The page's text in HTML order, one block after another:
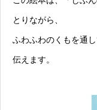
とりながら、
ふわふわのくもを通
伝えます。